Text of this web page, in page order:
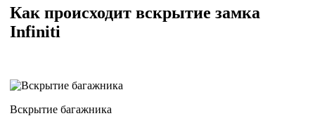
Как происходит вскрытие замка
Infiniti
Вскрытие багажника